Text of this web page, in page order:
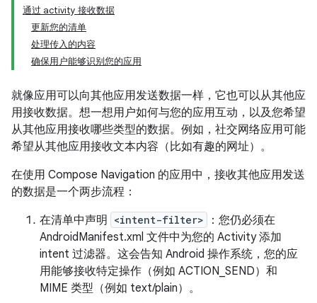
通过 activity 接收数据
更新您的清单
处理传入的内容
确保用户能够识别您的应用
就像应用可以向其他应用发送数据一样，它也可以从其他应
用接收数据。想一想用户如何与您的应用互动，以及您希望
从其他应用接收哪些类型的数据。例如，社交网络应用可能
希望从其他应用接收文本内容（比如有趣的网址）。
在使用 Compose Navigation 的应用中，接收其他应用发送
的数据是一个两步流程：
在清单中声明
<intent-filter>
：您仍必须在
AndroidManifest.xml 文件中为您的 Activity 添加
intent 过滤器。这会告知 Android 操作系统，您的应
用能够接收特定操作（例如 ACTION_SEND）和
MIME 类型（例如 text/plain）。